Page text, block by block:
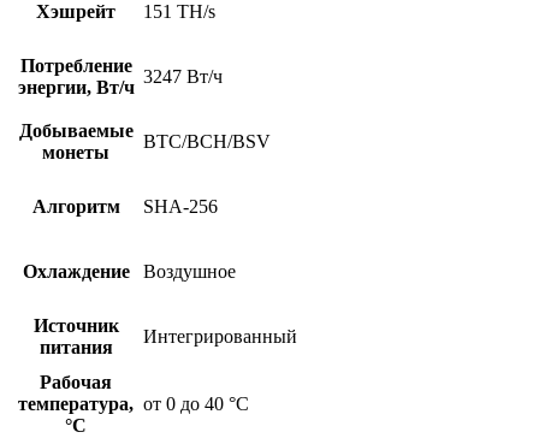
Хэшрейт 151 TH/s
Потребление
энергии, Вт/ч
3247 Вт/ч
Добываемые
монеты
BTC/BCH/BSV
Алгоритм SHA-256
Охлаждение Воздушное
Источник
питания
Интегрированный
Рабочая
температура,
°С
от 0 до 40 °С